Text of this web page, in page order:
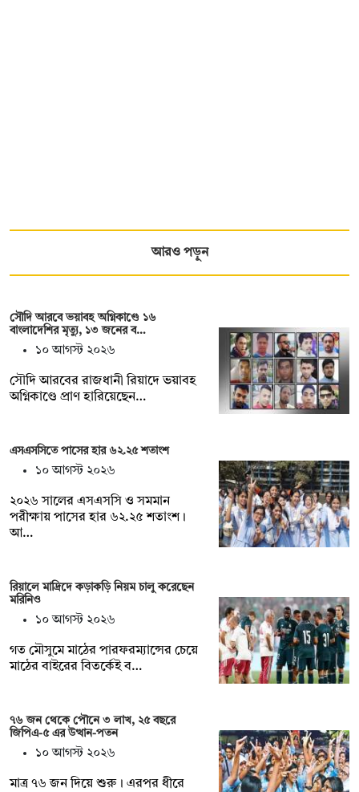
আরও পড়ুন
সৌদি আরবে ভয়াবহ অগ্নিকাণ্ডে ১৬
বাংলাদেশির মৃত্যু, ১৩ জনের ব…
১০ আগস্ট ২০২৬
সৌদি আরবের রাজধানী রিয়াদে ভয়াবহ
অগ্নিকাণ্ডে প্রাণ হারিয়েছেন…
এসএসসিতে পাসের হার ৬২.২৫ শতাংশ
১০ আগস্ট ২০২৬
২০২৬ সালের এসএসসি ও সমমান
পরীক্ষায় পাসের হার ৬২.২৫ শতাংশ।
আ…
রিয়ালে মাদ্রিদে কড়াকড়ি নিয়ম চালু করেছেন
মরিনিও
১০ আগস্ট ২০২৬
গত মৌসুমে মাঠের পারফরম্যান্সের চেয়ে
মাঠের বাইরের বিতর্কেই ব…
৭৬ জন থেকে পৌনে ৩ লাখ, ২৫ বছরে
জিপিএ-৫ এর উত্থান-পতন
১০ আগস্ট ২০২৬
মাত্র ৭৬ জন দিয়ে শুরু। এরপর ধীরে